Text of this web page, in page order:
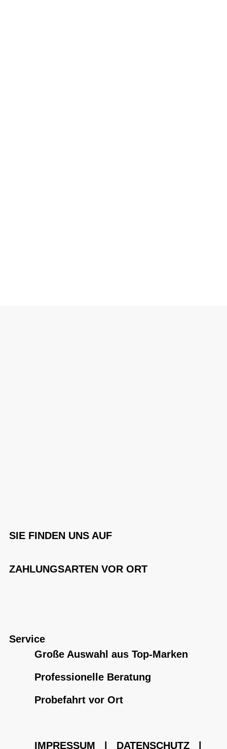
SIE FINDEN UNS AUF
ZAHLUNGSARTEN VOR ORT
Service
Große Auswahl aus Top-Marken
Professionelle Beratung
Probefahrt vor Ort
IMPRESSUM DATENSCHUTZ